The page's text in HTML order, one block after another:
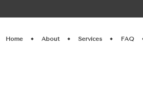
Home About Services FAQ